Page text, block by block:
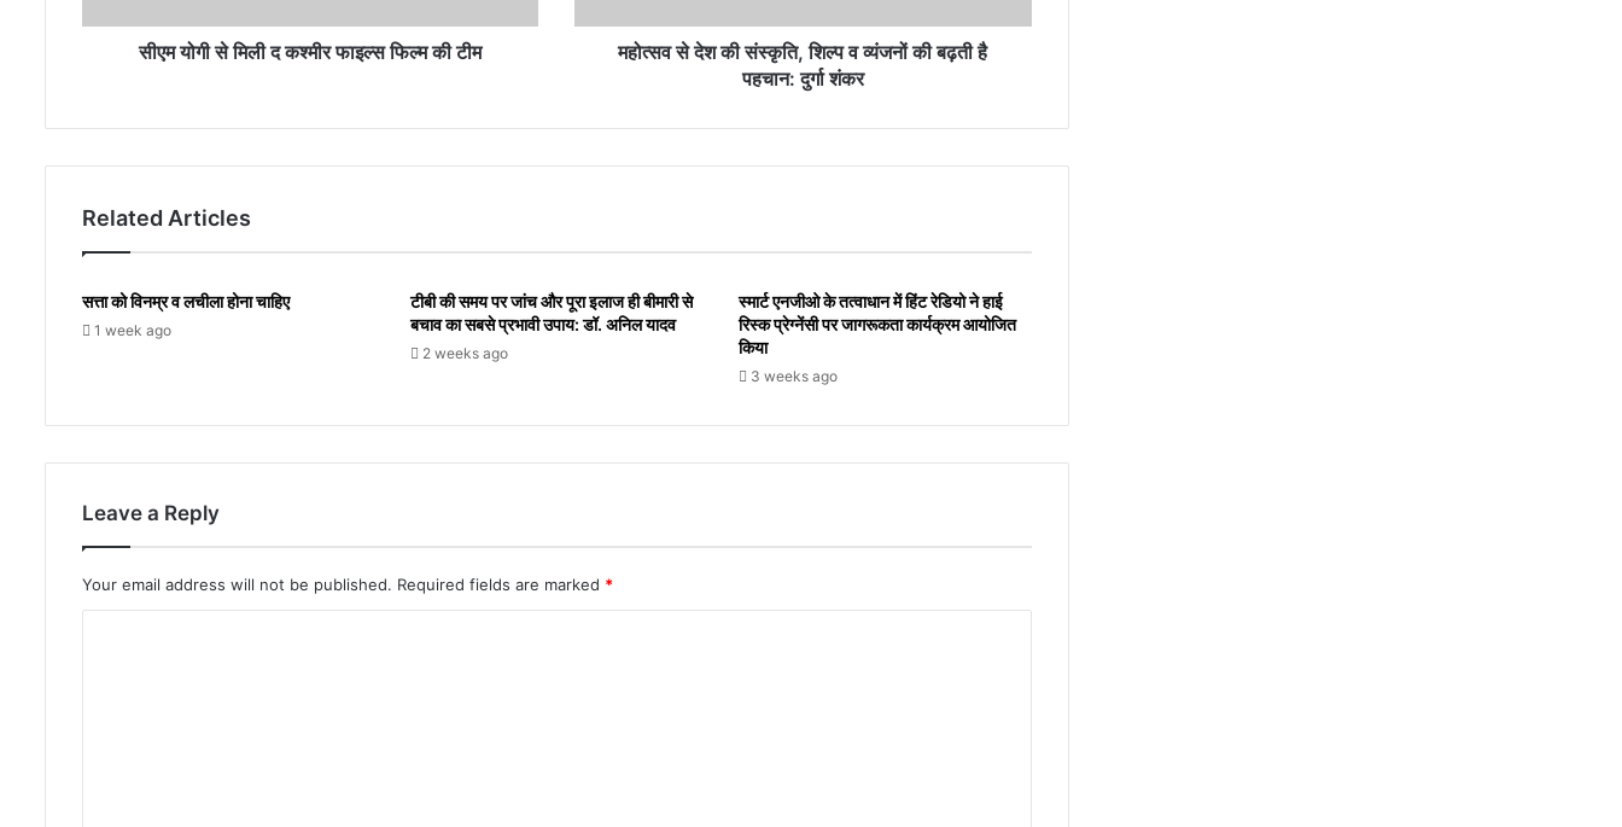
सीएम योगी से मिली द कश्मीर फाइल्स फिल्म की टीम
महोत्सव से देश की संस्कृति, शिल्प व व्यंजनों की बढ़ती है
पहचान: दुर्गा शंकर
Related Articles
सत्ता को विनम्र व लचीला होना चाहिए
1 week ago
टीबी की समय पर जांच और पूरा इलाज ही बीमारी से
बचाव का सबसे प्रभावी उपाय: डॉ. अनिल यादव
2 weeks ago
स्मार्ट एनजीओ के तत्वाधान में हिंट रेडियो ने हाई
रिस्क प्रेग्नेंसी पर जागरूकता कार्यक्रम आयोजित
किया
3 weeks ago
Leave a Reply
Your email address will not be published. Required fields are marked *